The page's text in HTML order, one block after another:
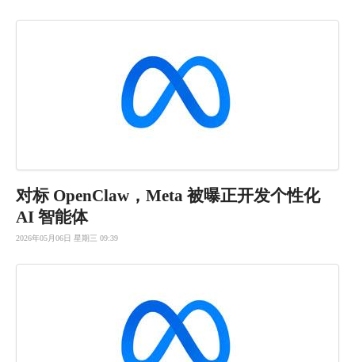
对标 OpenClaw，Meta 被曝正开发个性化
AI 智能体
2026年05月06日 星期三 09:39